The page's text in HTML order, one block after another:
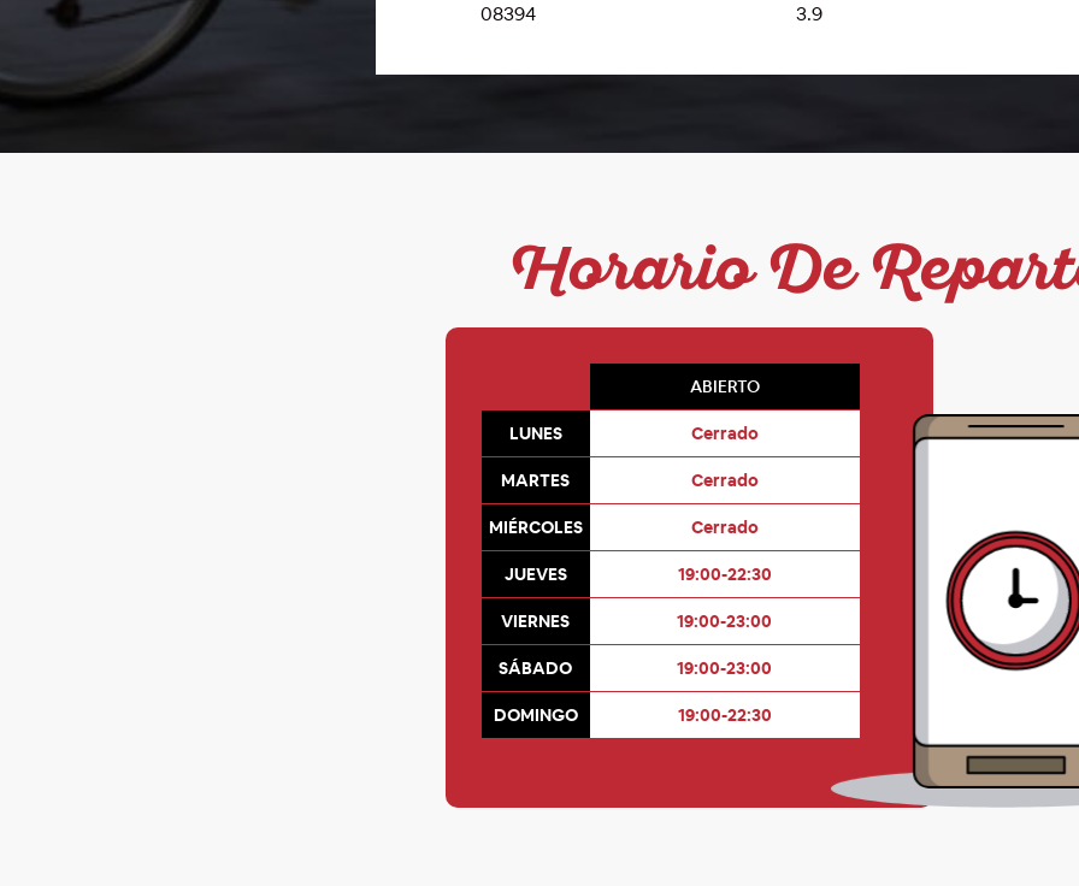
08394 3.9
Horario De
ABIERTO
LUNES Cerrado
MARTES Cerrado
MIÉRCOLES Cerrado
JUEVES 19:00-22:30
VIERNES 19:00-23:00
SÁBADO 19:00-23:00
DOMINGO 19:00-22:30